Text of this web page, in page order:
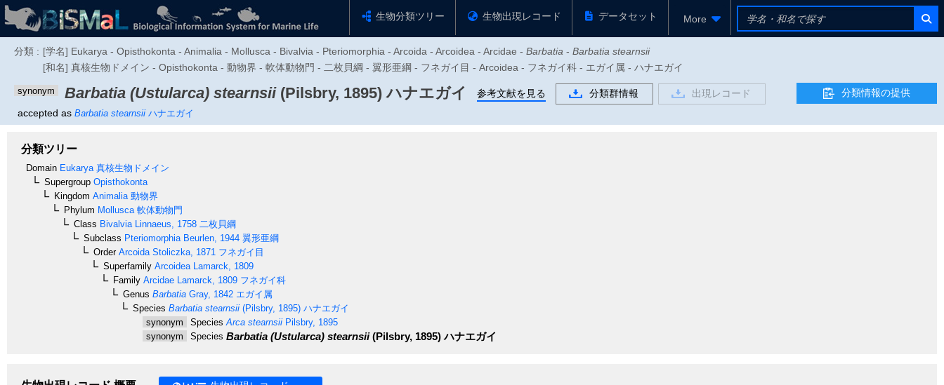
生物分類ツリー 生物出現レコード データセット More
分類 : [学名] Eukarya - Opisthokonta - Animalia - Mollusca - Bivalvia - Pteriomorphia - Arcoida - Arcoidea - Arcidae - Barbatia - Barbatia stearnsii
[和名] 真核生物ドメイン - Opisthokonta - 動物界 - 軟体動物門 - 二枚貝綱 - 翼形亜綱 - フネガイ目 - Arcoidea - フネガイ科 - エガイ属 - ハナエガイ
synonym Barbatia (Ustularca) stearnsii(Pilsbry, 1895) ハナエガイ
accepted as Barbatia stearnsii ハナエガイ
参考文献を見る 分類群情報 出現レコード 分類情報の提供
分類ツリー
Domain Eukarya真核生物ドメイン
Supergroup Opisthokonta
Kingdom Animalia動物界
Phylum Mollusca軟体動物門
Class BivalviaLinnaeus, 1758 二枚貝綱
Subclass PteriomorphiaBeurlen, 1944 翼形亜綱
OrderArcoidaStoliczka, 1871 フネガイ目
Superfamily ArcoideaLamarck, 1809
Family Arcidae Lamarck, 1809 フネガイ科
Genus Barbatia Gray, 1842 エガイ属
Species Barbatia stearnsii (Pilsbry, 1895) ハナエガイ
synonym
Species Arca stearnsii Pilsbry, 1895
synonym
Species Barbatia (Ustularca) stearnsii(Pilsbry, 1895)ハナエガイ